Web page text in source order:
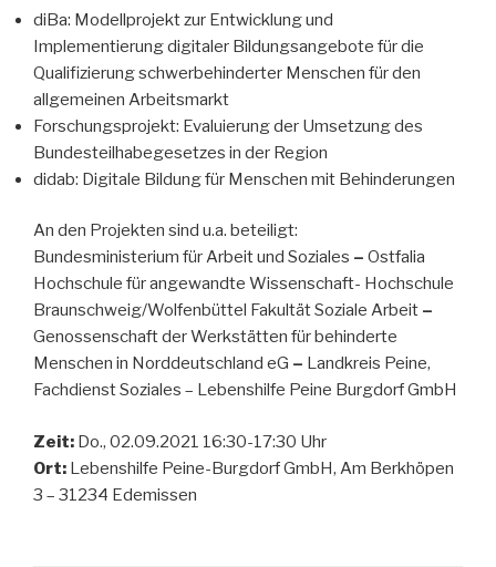
diBa: Modellprojekt zur Entwicklung und
Implementierung digitaler Bildungsangebote für die
Qualifizierung schwerbehinderter Menschen für den
allgemeinen Arbeitsmarkt
Forschungsprojekt: Evaluierung der Umsetzung des
Bundesteilhabegesetzes in der Region
didab: Digitale Bildung für Menschen mit Behinderungen
An den Projekten sind u.a. beteiligt:
Bundesministerium für Arbeit und Soziales – Ostfalia
Hochschule für angewandte Wissenschaft- Hochschule
Braunschweig/Wolfenbüttel Fakultät Soziale Arbeit –
Genossenschaft der Werkstätten für behinderte
Menschen in Norddeutschland eG – Landkreis Peine,
Fachdienst Soziales – Lebenshilfe Peine Burgdorf GmbH
Zeit: Do., 02.09.2021 16:30-17:30 Uhr
Ort: Lebenshilfe Peine-Burgdorf GmbH, Am Berkhöpen
3 – 31234 Edemissen